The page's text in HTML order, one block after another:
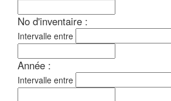
No d'inventaire :
Intervalle entre
Année :
Intervalle entre